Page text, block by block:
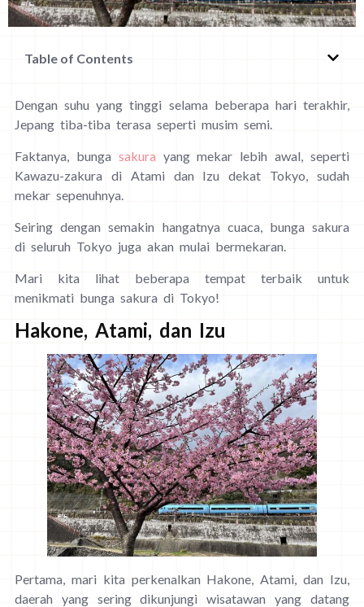
Table of Contents
Dengan suhu yang tinggi selama beberapa hari terakhir,
Jepang tiba-tiba terasa seperti musim semi.
Faktanya, bunga sakura yang mekar lebih awal, seperti
Kawazu-zakura di Atami dan Izu dekat Tokyo, sudah
mekar sepenuhnya.
Seiring dengan semakin hangatnya cuaca, bunga sakura
di seluruh Tokyo juga akan mulai bermekaran.
Mari kita lihat beberapa tempat terbaik untuk
menikmati bunga sakura di Tokyo!
Hakone, Atami, dan Izu
Pertama, mari kita perkenalkan Hakone, Atami, dan Izu,
daerah yang sering dikunjungi wisatawan yang datang